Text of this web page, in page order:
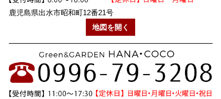
鹿児島県出水市昭和町12番21号
地図を開く